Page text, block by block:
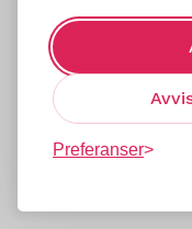
Preferanser